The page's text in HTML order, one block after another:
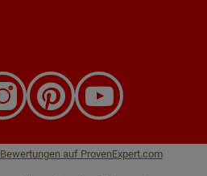
Bewertungen auf ProvenExpert.com